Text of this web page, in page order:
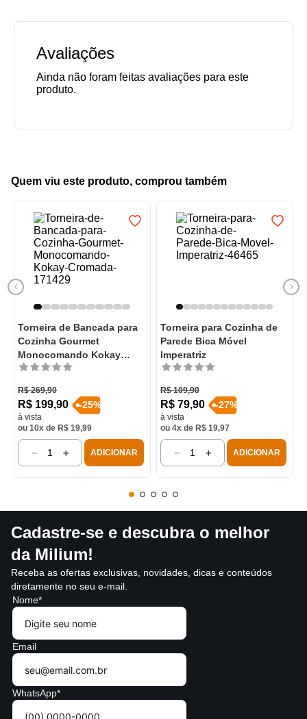
Avaliações
Quem viu este produto, comprou também
Torneira de Bancada para
Cozinha Gourmet
Monocomando Kokay
Cromada
R$ 269,90
R$ 199,90
à vista
-25%
ou 10x de R$ 19,99
＋
－ ADICIONAR
Torneira para Cozinha de
Parede Bica Móvel
Imperatriz
R$ 109,90
R$ 79,90
à vista
-27%
ou 4x de R$ 19,97
＋
－ ADICIONAR
Cadastre-se e descubra o melhor
da Milium!
Receba as ofertas exclusivas, novidades, dicas e conteúdos
diretamente no seu e-mail.
Nome*
Email
WhatsApp*